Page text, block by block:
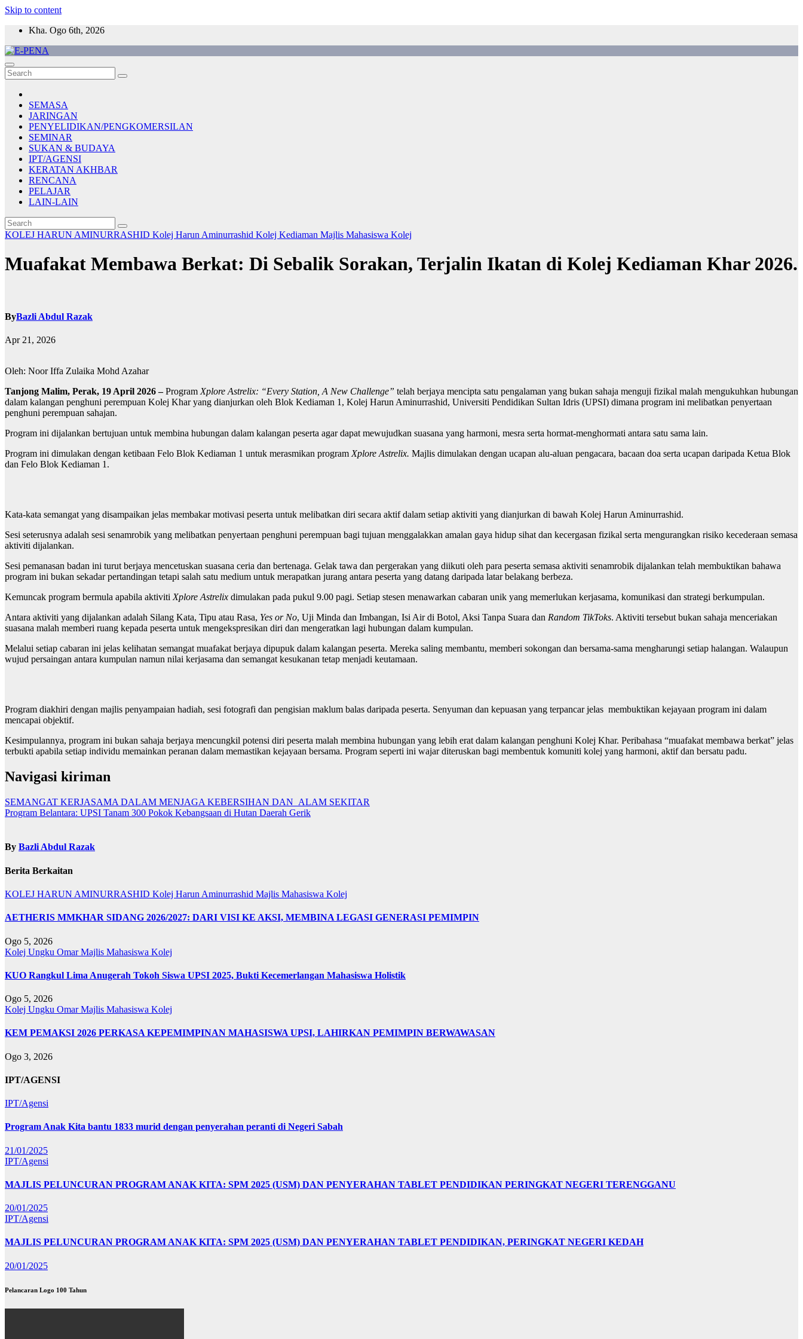
Skip to content
Kha. Ogo 6th, 2026
E-PENA
Berita Digital Terkini
SEMASA
JARINGAN
PENYELIDIKAN/PENGKOMERSILAN
SEMINAR
SUKAN & BUDAYA
IPT/AGENSI
KERATAN AKHBAR
RENCANA
PELAJAR
LAIN-LAIN
KOLEJ HARUN AMINURRASHID Kolej Harun Aminurrashid Kolej Kediaman Majlis Mahasiswa Kolej
Muafakat Membawa Berkat: Di Sebalik Sorakan, Terjalin Ikatan di Kolej Kediaman Khar 2026.
ByBazli Abdul Razak
Apr 21, 2026
Oleh: Noor Iffa Zulaika Mohd Azahar
Tanjong Malim, Perak, 19 April 2026–ProgramXplore Astrelix: “Every Station, A New Challenge” telah berjaya mencipta satu pengalaman yang bukan sahaja menguji fizikal malah mengukuhkan hubungan
dalam kalangan penghuni perempuan Kolej Khar yang dianjurkan oleh Blok Kediaman 1, Kolej Harun Aminurrashid, Universiti Pendidikan Sultan Idris (UPSI) dimana program ini melibatkan penyertaan
penghuni perempuan sahajan.
Program ini dijalankan bertujuan untuk membina hubungan dalam kalangan peserta agar dapat mewujudkan suasana yang harmoni, mesra serta hormat-menghormati antara satu sama lain.
Program ini dimulakan dengan ketibaan Felo Blok Kediaman 1 untuk merasmikan programXplore Astrelix. Majlis dimulakan dengan ucapan alu-aluan pengacara, bacaan doa serta ucapan daripada Ketua Blok
dan Felo Blok Kediaman 1.
Kata-kata semangat yang disampaikan jelas membakar motivasi peserta untuk melibatkan diri secara aktif dalam setiap aktiviti yang dianjurkan di bawah Kolej Harun Aminurrashid.
Sesi seterusnya adalah sesi senamrobik yang melibatkan penyertaan penghuni perempuan bagi tujuan menggalakkan amalan gaya hidup sihat dan kecergasan fizikal serta mengurangkan risiko kecederaan semasa
aktiviti dijalankan.
Sesi pemanasan badan ini turut berjaya mencetuskan suasana ceria dan bertenaga. Gelak tawa dan pergerakan yang diikuti oleh para peserta semasa aktiviti senamrobik dijalankan telah membuktikan bahawa
program ini bukan sekadar pertandingan tetapi salah satu medium untuk merapatkan jurang antara peserta yang datang daripada latar belakang berbeza.
Kemuncak program bermula apabila aktivitiXplore Astrelix dimulakan pada pukul 9.00 pagi. Setiap stesen menawarkan cabaran unik yang memerlukan kerjasama, komunikasi dan strategi berkumpulan.
Antara aktiviti yang dijalankan adalah Silang Kata, Tipu atau Rasa, Yes or No, Uji Minda dan Imbangan, Isi Air di Botol, Aksi Tanpa Suara dan Random TikToks. Aktiviti tersebut bukan sahaja menceriakan
suasana malah memberi ruang kepada peserta untuk mengekspresikan diri dan mengeratkan lagi hubungan dalam kumpulan.
Melalui setiap cabaran ini jelas kelihatan semangat muafakat berjaya dipupuk dalam kalangan peserta. Mereka saling membantu, memberi sokongan dan bersama-sama mengharungi setiap halangan. Walaupun
wujud persaingan antara kumpulan namun nilai kerjasama dan semangat kesukanan tetap menjadi keutamaan.
Program diakhiri dengan majlis penyampaian hadiah, sesi fotografi dan pengisian maklum balas daripada peserta. Senyuman dan kepuasan yang terpancar jelas membuktikan kejayaan program ini dalam
mencapai objektif.
Kesimpulannya, program ini bukan sahaja berjaya mencungkil potensi diri peserta malah membina hubungan yang lebih erat dalam kalangan penghuni Kolej Khar. Peribahasa “muafakat membawa berkat” jelas
terbukti apabila setiap individu memainkan peranan dalam memastikan kejayaan bersama. Program seperti ini wajar diteruskan bagi membentuk komuniti kolej yang harmoni, aktif dan bersatu padu.
Navigasi kiriman
SEMANGAT KERJASAMA DALAM MENJAGA KEBERSIHAN DAN ALAM SEKITAR
Program Belantara: UPSI Tanam 300 Pokok Kebangsaan di Hutan Daerah Gerik
By Bazli Abdul Razak
Berita Berkaitan
KOLEJ HARUN AMINURRASHID Kolej Harun Aminurrashid Majlis Mahasiswa Kolej
AETHERIS MMKHAR SIDANG 2026/2027: DARI VISI KE AKSI, MEMBINA LEGASI GENERASI PEMIMPIN
Ogo 5, 2026
Kolej Ungku OmarMajlis Mahasiswa Kolej
KUO Rangkul Lima Anugerah Tokoh Siswa UPSI 2025, Bukti Kecemerlangan Mahasiswa Holistik
Ogo 5, 2026
Kolej Ungku OmarMajlis Mahasiswa Kolej
KEM PEMAKSI 2026 PERKASA KEPEMIMPINAN MAHASISWA UPSI, LAHIRKAN PEMIMPIN BERWAWASAN
Ogo 3, 2026
IPT/AGENSI
IPT/Agensi
Program Anak Kita bantu 1833 murid dengan penyerahan peranti di Negeri Sabah
21/01/2025
IPT/Agensi
MAJLIS PELUNCURAN PROGRAM ANAK KITA: SPM 2025 (USM) DAN PENYERAHAN TABLET PENDIDIKAN PERINGKAT NEGERI TERENGGANU
20/01/2025
IPT/Agensi
MAJLIS PELUNCURAN PROGRAM ANAK KITA: SPM 2025 (USM) DAN PENYERAHAN TABLET PENDIDIKAN, PERINGKAT NEGERI KEDAH
20/01/2025
Pelancaran Logo 100 Tahun